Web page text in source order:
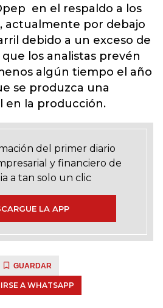
en el respaldo a los
actualmente por debajo
debido a un exceso de
los analistas prevén
algún tiempo el año
se produzca una
en la producción.
del primer diario
y financiero de
a tan solo un clic
LA APP
GUARDAR
A WHATSAPP